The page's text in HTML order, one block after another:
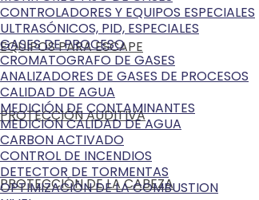
EQUIPOS PARA ESCAPE
PROTECCIÓN AUDITIVA
PROTECCIÓN DE LA CABEZA
CONTROLADORES Y EQUIPOS ESPECIALES
ULTRASÓNICOS, PID, ESPECIALES
GASES DE PROCESO
CROMATOGRAFO DE GASES
ANALIZADORES DE GASES DE PROCESOS
CALIDAD DE AGUA
MEDICIÓN DE CONTAMINANTES
MEDICIÓN CALIDAD DE AGUA
CARBON ACTIVADO
CONTROL DE INCENDIOS
DETECTOR DE TORMENTAS
OPTIMIZACIÓN DE LA COMBUSTION